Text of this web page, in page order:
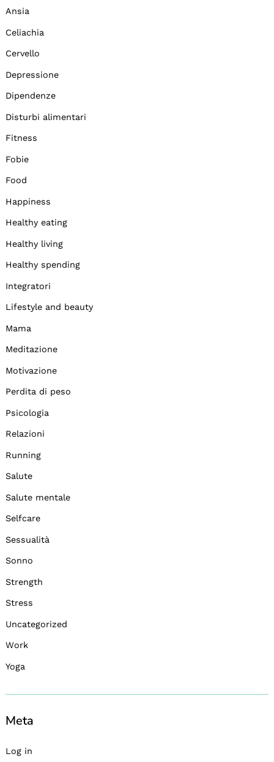
Ansia
Celiachia
Cervello
Depressione
Dipendenze
Disturbi alimentari
Fitness
Fobie
Food
Happiness
Healthy eating
Healthy living
Healthy spending
Integratori
Lifestyle and beauty
Mama
Meditazione
Motivazione
Perdita di peso
Psicologia
Relazioni
Running
Salute
Salute mentale
Selfcare
Sessualità
Sonno
Strength
Stress
Uncategorized
Work
Yoga
Meta
Log in